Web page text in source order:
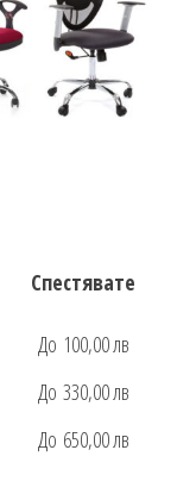
Спестявате
До 100,00 лв
До 330,00 лв
До 650,00 лв